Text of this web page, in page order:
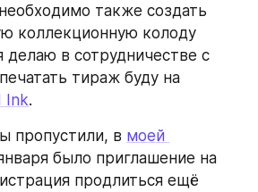
также создать
коллекционную колоду
делаю в сотрудничестве с
тираж буду на
Ink.
пропустили, в моей
было приглашение на
продлиться ещё